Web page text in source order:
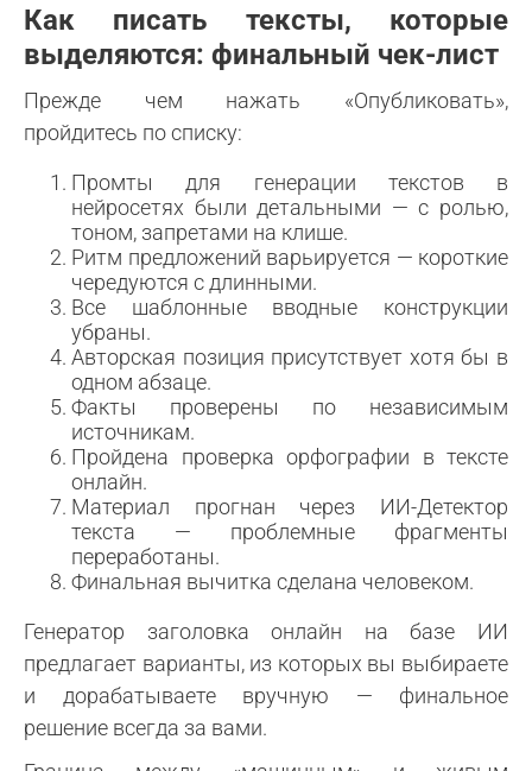
Как писать тексты, которые
выделяются: финальный чек-лист
Прежде чем нажать «Опубликовать»,
пройдитесь по списку:
Промты для генерации текстов в
нейросетях были детальными — с ролью,
тоном, запретами на клише.
Ритм предложений варьируется — короткие
чередуются с длинными.
Все шаблонные вводные конструкции
убраны.
Авторская позиция присутствует хотя бы в
одном абзаце.
Факты проверены по независимым
источникам.
Пройдена проверка орфографии в тексте
онлайн.
Материал прогнан через ИИ-Детектор
текста — проблемные фрагменты
переработаны.
Финальная вычитка сделана человеком.
Генератор заголовка онлайн на базе ИИ
предлагает варианты, из которых вы выбираете
и дорабатываете вручную — финальное
решение всегда за вами.